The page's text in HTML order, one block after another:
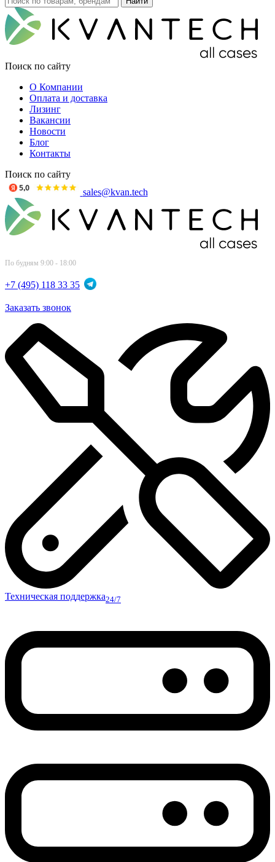
Поиск по сайту
О Компании
Оплата и доставка
Лизинг
Вакансии
Новости
Блог
Контакты
Поиск по сайту
sales@kvan.tech
По будням 9:00 - 18:00
+7 (495) 118 33 35
Заказать звонок
Техническая поддержка24/7